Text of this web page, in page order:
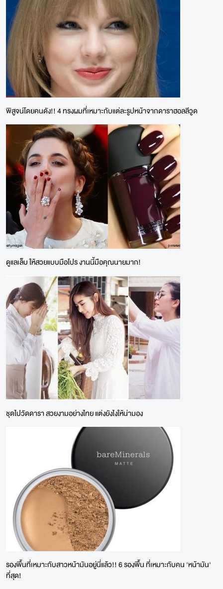
พิสูจน์โดยคนดัง!! 4 ทรงผมที่เหมาะกับแต่ละรูปหน้าจากดาราฮอลลีวูด
ดูแลเล็บ ให้สวยแบบมือโปร งานนี้มือคุณนายมาก!
ชุดไปวัดดารา สวยงามอย่างไทย แต่งยังไงให้น่ามอง
รองพื้นที่เหมาะกับสาวหน้ามันอยู่นี่แล้ว!! 6 รองพื้น ที่เหมาะกับคน 'หน้ามัน'
ที่สุด!